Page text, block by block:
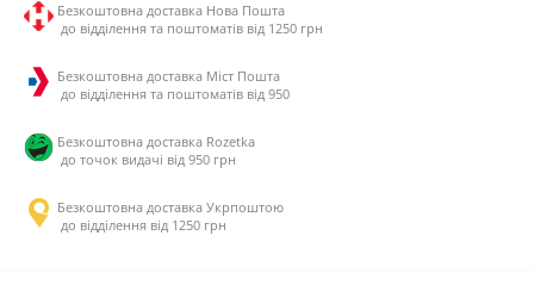
Безкоштовна доставка Нова Пошта
до відділення та поштоматів від 1250 грн
Безкоштовна доставка Міст Пошта
до відділення та поштоматів від 950
Безкоштовна доставка Rozetka
до точок видачі від 950 грн
Безкоштовна доставка Укрпоштою
до відділення від 1250 грн